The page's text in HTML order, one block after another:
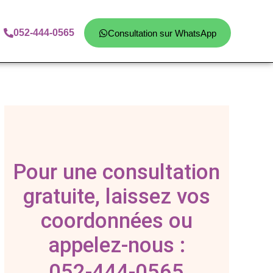
052-444-0565 Consultation sur WhatsApp
Pour une consultation
gratuite, laissez vos
coordonnées ou
appelez-nous :